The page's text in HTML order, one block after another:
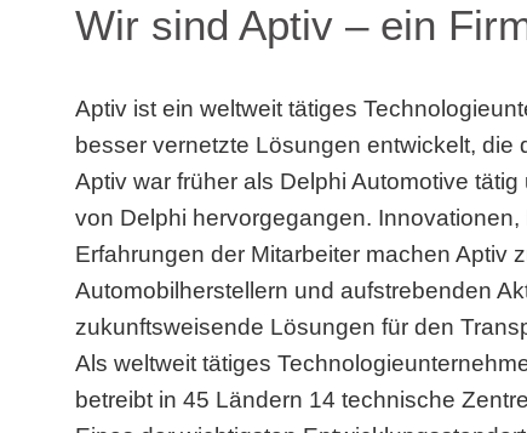
Wir sind Aptiv – ein
Aptiv ist ein weltweit tätiges
besser vernetzte Lösungen entwickelt, die
Aptiv war früher als Delphi Automotive
von Delphi hervorgegangen.
Erfahrungen der Mitarbeiter machen Aptiv
Automobilherstellern und aufstrebenden
zukunftsweisende Lösungen für den
Als weltweit tätiges
betreibt in 45 Ländern 14 technische